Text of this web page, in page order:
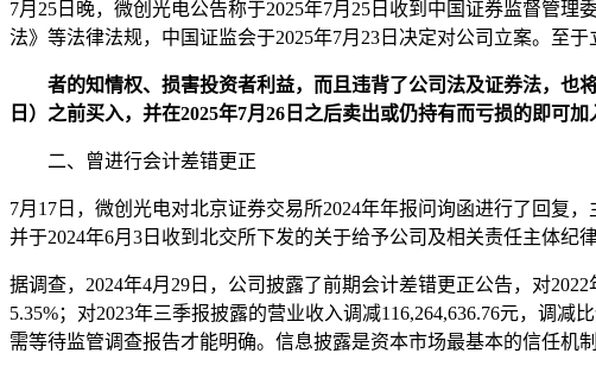
7月25日晚，微创光电公告称于2025年7月25日收到中国证券监督管
法》等法律法规，中国证监会于2025年7月23日决定对公司立案。至于
者的知情权、损害投资者利益，而且违背了公司法及证券法，也
日）之前买入，并在2025年7月26日之后卖出或仍持有而亏损的即可加
二、曾进行会计差错更正
7月17日，微创光电对北京证券交易所2024年年报问询函进行了回复
并于2024年6月3日收到北交所下发的关于给予公司及相关责任主体纪
据调查，2024年4月29日，公司披露了前期会计差错更正公告，对
5.35%；对2023年三季报披露的营业收入调减116,264,636.76元，调
需等待监管调查报告才能明确。信息披露是资本市场最基本的信任机